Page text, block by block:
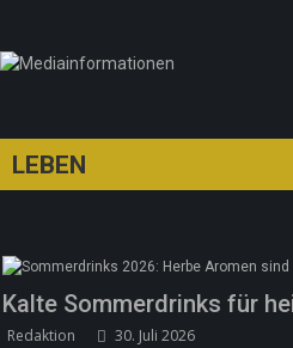
LEBEN
Kalte Sommerdrinks für
Redaktion 30. Juli 2026